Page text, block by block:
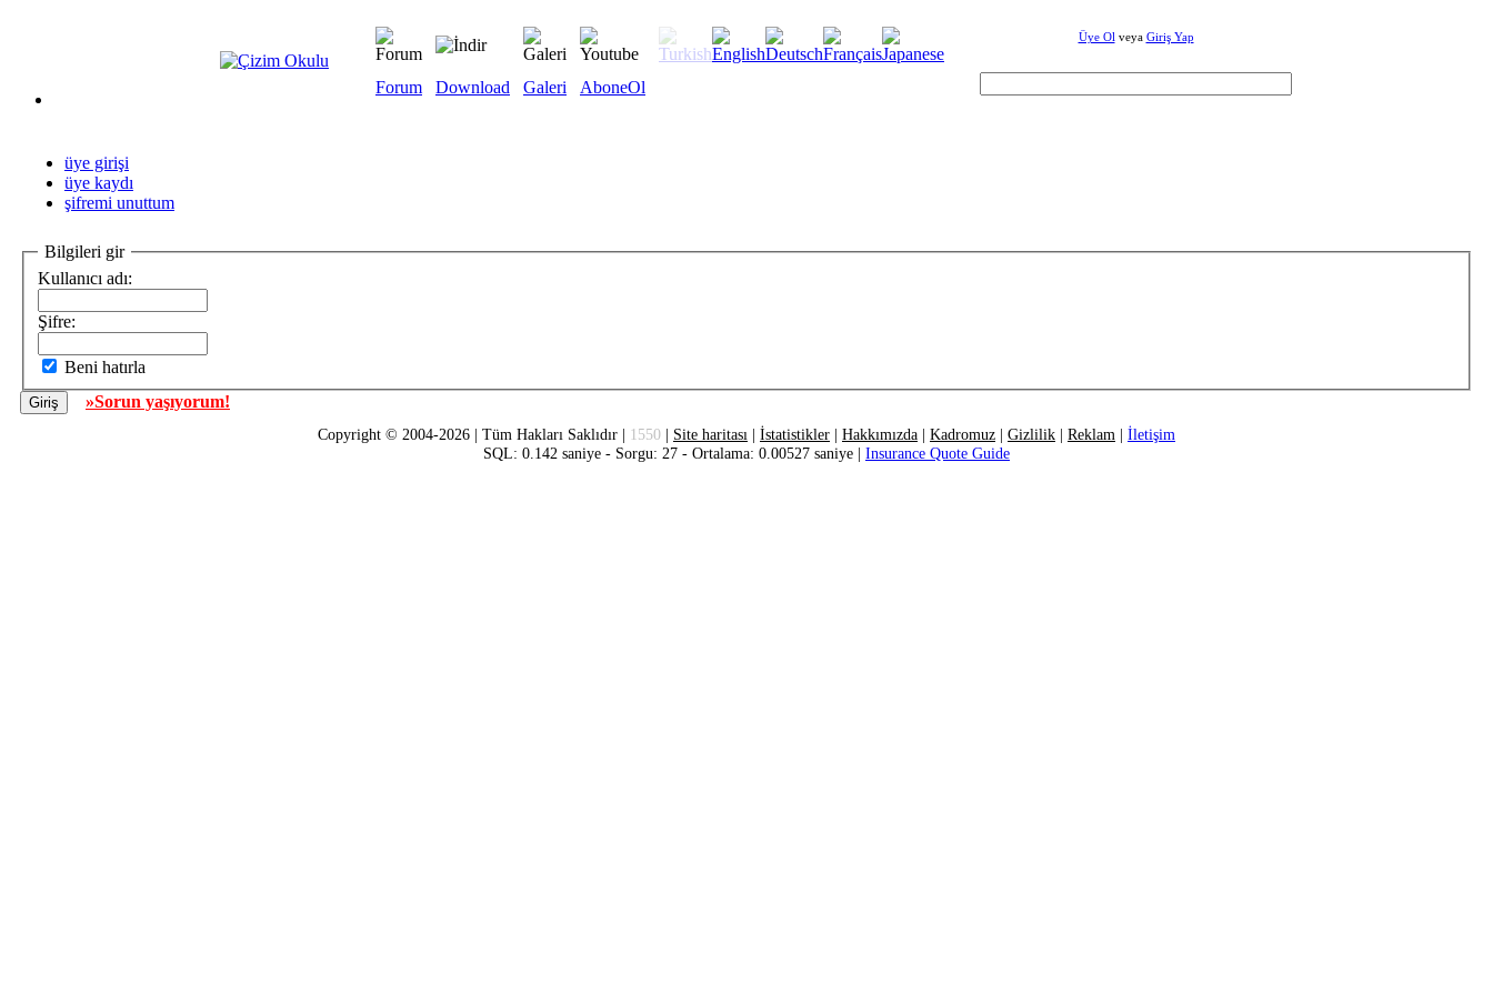
Forum Download Galeri AboneOl
Üye Ol veya Giriş Yap
üye girişi
üye kaydı
şifremi unuttum
Bilgileri gir
Kullanıcı adı:
Şifre:
Beni hatırla
»Sorun yaşıyorum!
Copyright © 2004-2026 | Tüm Hakları Saklıdır | 1550 | Site haritası | İstatistikler | Hakkımızda | Kadromuz | Gizlilik | Reklam | İletişim
SQL: 0.142 saniye - Sorgu: 27 - Ortalama: 0.00527 saniye | Insurance Quote Guide